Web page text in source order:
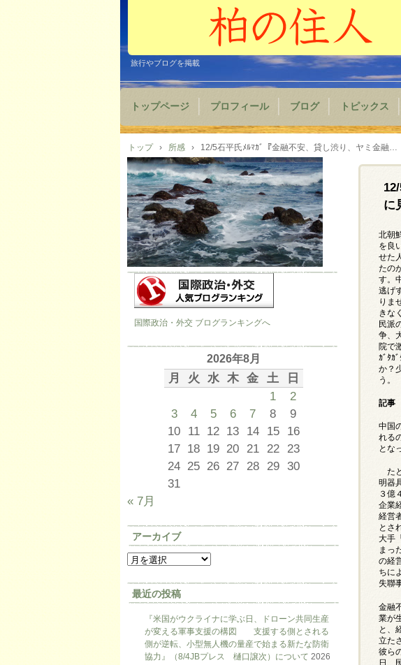
旅行やブログを掲載
トップページ プロフィール ブログ トピックス
トップ › 所感 › 12/5石平氏ﾒﾙﾏｶﾞ『金融不安、貸し渋り、ヤミ金融
に
北朝
を良
せた
たの
す。
逃げ
りま
きな
民派
争、
院で
ｶﾞﾀｶ
か？
う。
記事
中国
れる
とな
たと
明器
３億
企業
経営
とさ
大手
まっ
の経
ちに
失聯
金融
業が
と、
立た
彼ら
日、
国際政治・外交 ブログランキングへ
2026年8月
月 火 水 木 金 土
日
1
2
3
4 5 6 7 8
9
10 11 12 13 14 15
16
17 18 19 20 21 22
23
24 25 26 27 28 29 30
31
« 7月
アーカイブ
最近の投稿
『米国がウクライナに学ぶ日、ドローン共同生産
が変える軍事支援の構図 支援する側とされる
側が逆転、小型無人機の量産で始まる新たな防衛
協力』（8/4JBプレス 樋口譲次）について 2026